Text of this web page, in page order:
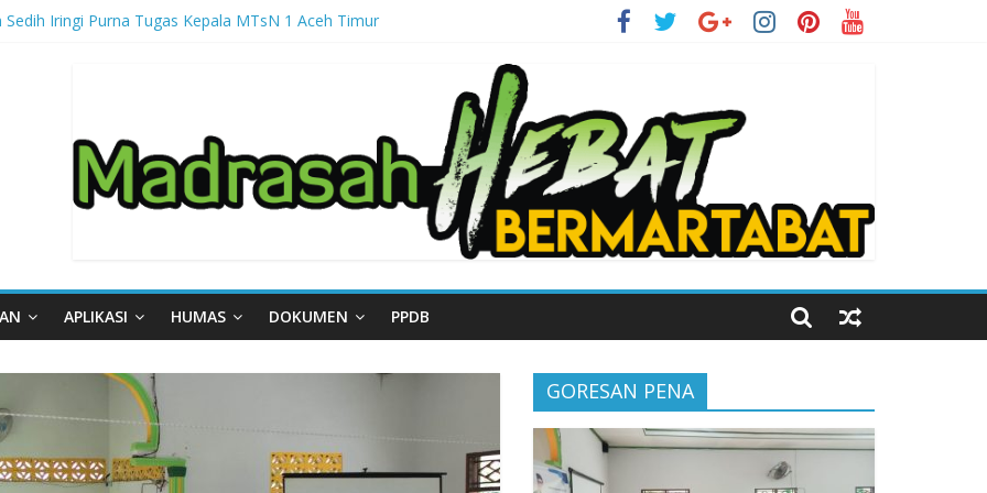
Sedih Iringi Purna Tugas Kepala MTsN 1 Aceh Timur
APLIKASI HUMAS DOKUMEN PPDB
GORESAN PENA